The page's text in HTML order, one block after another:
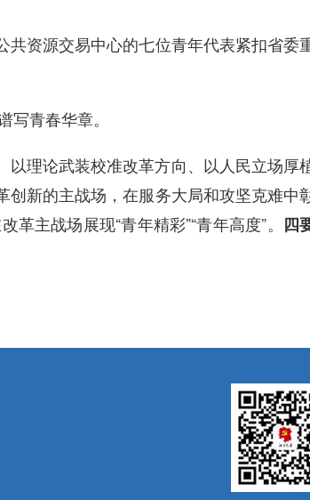
共资源交易中心的七位青年代表紧扣省委
青春华章。
以理论武装校准改革方向、以人民立场厚
新的主战场，在服务大局和攻坚克难中
主战场展现“青年精彩”“青年高度”。 四